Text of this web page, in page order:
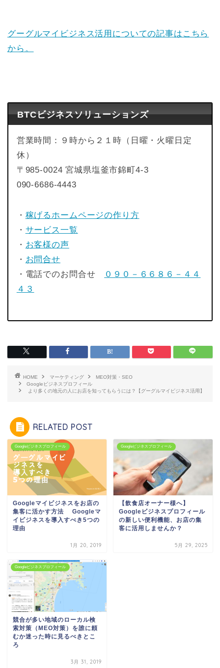
グーグルマイビジネス活用についての記事はこちら
から。
BTCビジネスソリューションズ
営業時間：９時から２１時（日曜・火曜日定
休）
〒985-0024 宮城県塩釜市錦町4-3
090-6686-4443
・ 稼げるホームページの作り方
・ サービス一覧
・ お客様の声
・ お問合せ
・電話でのお問合せ
０９０－６６８６－４４
４３
HOME マーケティング
MEO対策・SEO
Googleビジネスプロフィール
より多くの地元の人にお店を知ってもらうには？【グーグルマイビジネス活用】
RELATED POST
Googleビジネスプロフィール
Googleマイビジネスをお店の
集客に活かす方法 Googleマ
イビジネスを導入すべき5つの
理由
1月 20, 2019
Googleビジネスプロフィール
【飲食店オーナー様へ】
Googleビジネスプロフィール
の新しい便利機能、お店の集
客に活用しませんか？
5月 29, 2025
Googleビジネスプロフィール
競合が多い地域のローカル検
索対策（MEO対策）を誰に頼
むか迷った時に見るべきとこ
ろ
3月 31, 2019